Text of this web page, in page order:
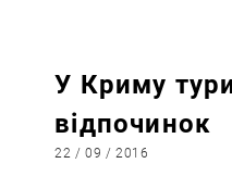
У Криму
відпочинок
22 / 09 / 2016